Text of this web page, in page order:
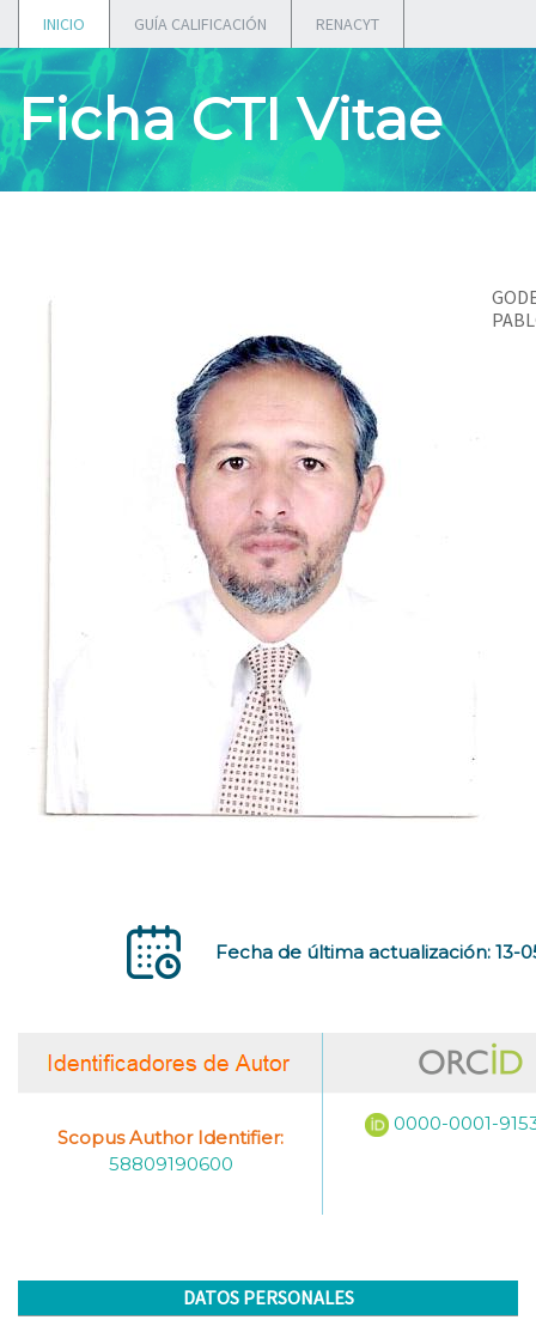
INICIO GUÍA CALIFICACIÓN RENACYT
Ficha CTI Vitae
Fecha de última actualización: 13-
Scopus Author Identifier:
58809190600
0000-0001-
DATOS PERSONALES